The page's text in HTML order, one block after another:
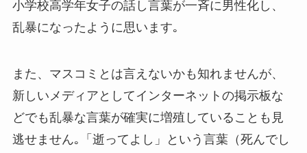
小学校高学年女子の話し言葉が一斉に男性化し、
乱暴になったように思います｡
また、マスコミとは言えないかも知れませんが、
新しいメディアとしてインターネットの掲示板な
どでも乱暴な言葉が確実に増殖していることも見
逃せません｡「逝ってよし」という言葉（死んでし